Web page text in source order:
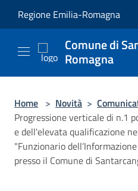
Regione Emilia-Romagna
Comune di
Romagna
Home > Novità >
Progressione verticale di n.1
e dell'elevata qualificazione
"Funzionario
presso il Comune di